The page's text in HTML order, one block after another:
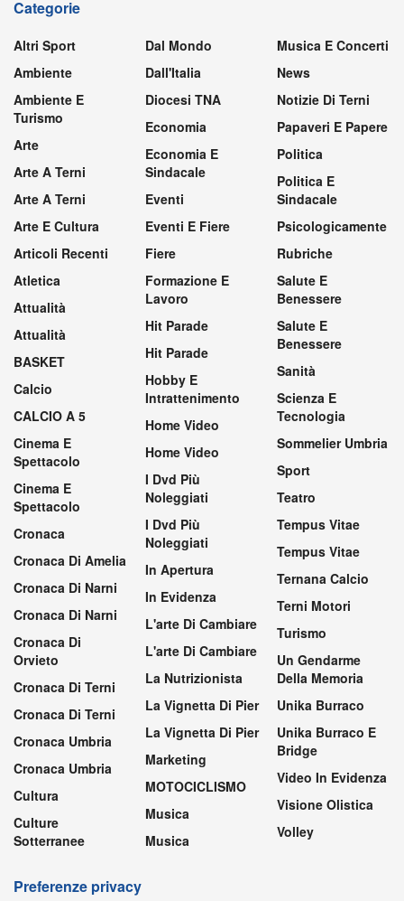
Categorie
Altri Sport
Ambiente
Ambiente E
Turismo
Arte
Arte A Terni
Arte A Terni
Arte E Cultura
Articoli Recenti
Atletica
Attualità
Attualità
BASKET
Calcio
CALCIO A 5
Cinema E
Spettacolo
Cinema E
Spettacolo
Cronaca
Cronaca Di Amelia
Cronaca Di Narni
Cronaca Di Narni
Cronaca Di
Orvieto
Cronaca Di Terni
Cronaca Di Terni
Cronaca Umbria
Cronaca Umbria
Cultura
Culture
Sotterranee
Dal Mondo
Dall'Italia
Diocesi TNA
Economia
Economia E
Sindacale
Eventi
Eventi E Fiere
Fiere
Formazione E
Lavoro
Hit Parade
Hit Parade
Hobby E
Intrattenimento
Home Video
Home Video
I Dvd Più
Noleggiati
I Dvd Più
Noleggiati
In Apertura
In Evidenza
L'arte Di Cambiare
L'arte Di Cambiare
La Nutrizionista
La Vignetta Di Pier
La Vignetta Di Pier
Marketing
MOTOCICLISMO
Musica
Musica
Musica E Concerti
News
Notizie Di Terni
Papaveri E Papere
Politica
Politica E
Sindacale
Psicologicamente
Rubriche
Salute E
Benessere
Salute E
Benessere
Sanità
Scienza E
Tecnologia
Sommelier Umbria
Sport
Teatro
Tempus Vitae
Tempus Vitae
Ternana Calcio
Terni Motori
Turismo
Un Gendarme
Della Memoria
Unika Burraco
Unika Burraco E
Bridge
Video In Evidenza
Visione Olistica
Volley
Preferenze privacy